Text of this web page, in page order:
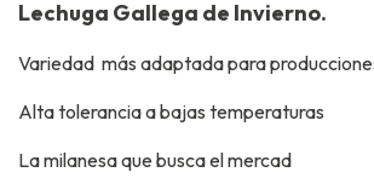
Lechuga Gallega de Invierno.
Variedad más adaptada para
Alta tolerancia a bajas temperaturas
La milanesa que busca el mercad